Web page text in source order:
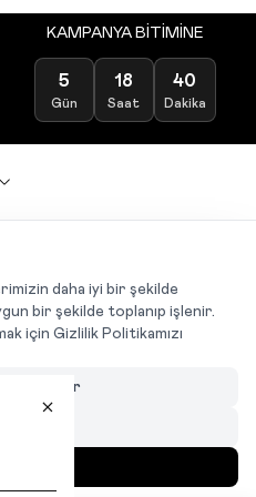
KAMPANYA BİTİMİNE
5
Gün
18
Saat
40
Dakika
daha iyi bir şekilde
bir şekilde toplanıp işlenir.
için Gizlilik Politikamızı
Özelleştir